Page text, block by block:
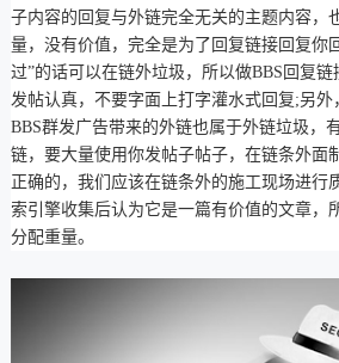
子内容的回复与外链完全无关的主题内容，
量，没有价值，完全是为了回复链接回复你
过”的话可以在链外垃圾，所以做BBS回复
发帖认真，不要字面上打字灌水式回复;另
BBS群发广告带来的外链也属于外链垃圾，
链，要大量使用你发帖子帖子，在链条外面
正确的，我们应该在链条外的施工现场进行
索引擎收集后认为它是一篇有价值的文章，
分配重量。